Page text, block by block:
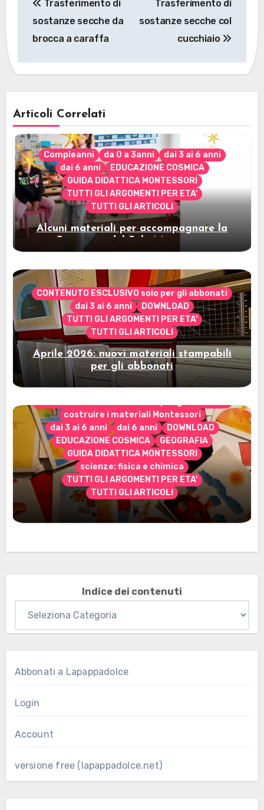
articoli
Trasferimento di
sostanze secche da
brocca a caraffa
Trasferimento di
sostanze secche col
cucchiaio
Articoli Correlati
Compleanni da 0 a 3anni
dai 3 ai 6 anni
dai 6 anni
EDUCAZIONE COSMICA
GUIDA DIDATTICA MONTESSORI
TUTTI GLI ARGOMENTI PER ETA'
TUTTI GLI ARTICOLI
Alcuni materiali per accompagnare la
Cerimonia del Sole Montessori
CONTENUTO ESCLUSIVO solo per gli abbonati
dai 3 ai 6 anni
DOWNLOAD
TUTTI GLI ARGOMENTI PER ETA'
TUTTI GLI ARTICOLI
Aprile 2026: nuovi materiali stampabili
per gli abbonati
costruire i materiali Montessori
dai 3 ai 6 anni
dai 6 anni
DOWNLOAD
EDUCAZIONE COSMICA
GEOGRAFIA
GUIDA DIDATTICA MONTESSORI
scienze: fisica e chimica
TUTTI GLI ARGOMENTI PER ETA'
TUTTI GLI ARTICOLI
Marzo 2026: nuovi materiali stampabili
per gli abbonati
Indice dei contenuti
Abbonati a Lapappadolce
Login
Account
versione free (lapappadolce.net)